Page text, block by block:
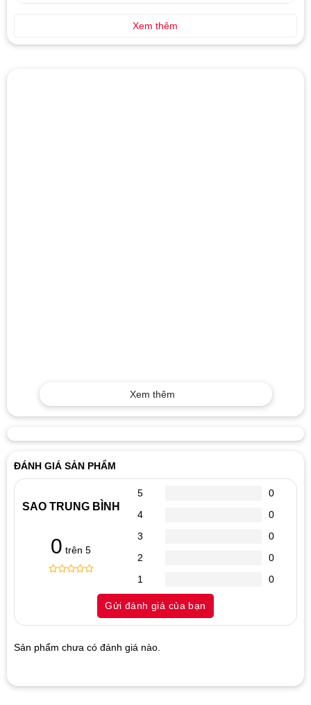
Xem thêm
ĐÁNH GIÁ SẢN PHẨM
SAO TRUNG BÌNH
0 trên 5
customer
ratings
5
0
4
0
3
0
2
0
1
0
Gửi đánh giá của bạn
Sản phẩm chưa có đánh giá nào.
Hãy là người đánh giá đầu tiên cho sản phẩm “Mainboard
Xem thêm